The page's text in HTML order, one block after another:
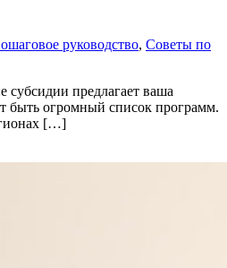
руководство, Советы по
субсидии предлагает ваша
быть огромный список программ.
[…]